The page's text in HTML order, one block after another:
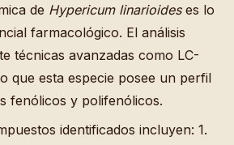
de Hypericum linarioideses lo
farmacológico. El análisis
técnicas avanzadas como LC-
que esta especie posee un perfil
fenólicos y polifenólicos.
identificados incluyen: 1.